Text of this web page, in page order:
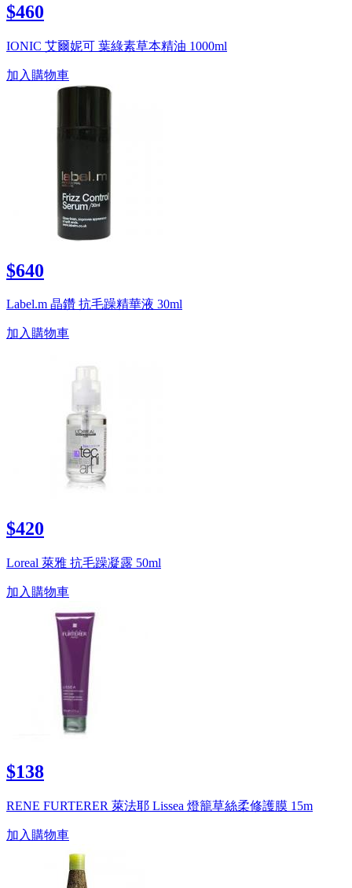
$460
IONIC 艾爾妮可 葉綠素草本精油 1000ml
加入購物車
$640
Label.m 晶鑽 抗毛躁精華液 30ml
加入購物車
$420
Loreal 萊雅 抗毛躁凝露 50ml
加入購物車
$138
RENE FURTERER 萊法耶 Lissea 燈籠草絲柔修護膜 15m
加入購物車